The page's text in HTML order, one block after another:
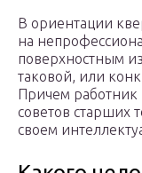
В ориентации
на
поверхностным
таковой, или
Причем работник
советов старших
своем